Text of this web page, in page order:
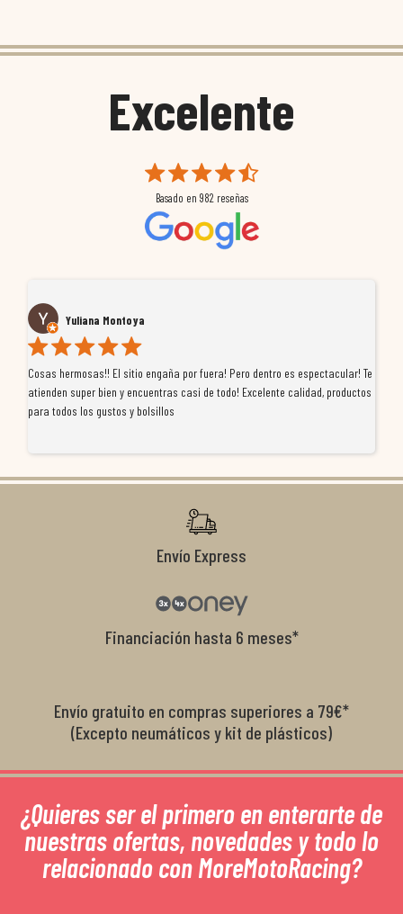
Excelente
Basado en 982 reseñas
Yuliana Montoya
Cosas hermosas!! El sitio engaña por fuera! Pero dentro es espectacular! Te
atienden super bien y encuentras casi de todo! Excelente calidad, productos
para todos los gustos y bolsillos
Envío Express
Financiación hasta 6 meses*
Envío gratuito en compras superiores a 79€*
(Excepto neumáticos y kit de plásticos)
¿Quieres ser el primero en enterarte de
nuestras ofertas, novedades y todo lo
relacionado con MoreMotoRacing?